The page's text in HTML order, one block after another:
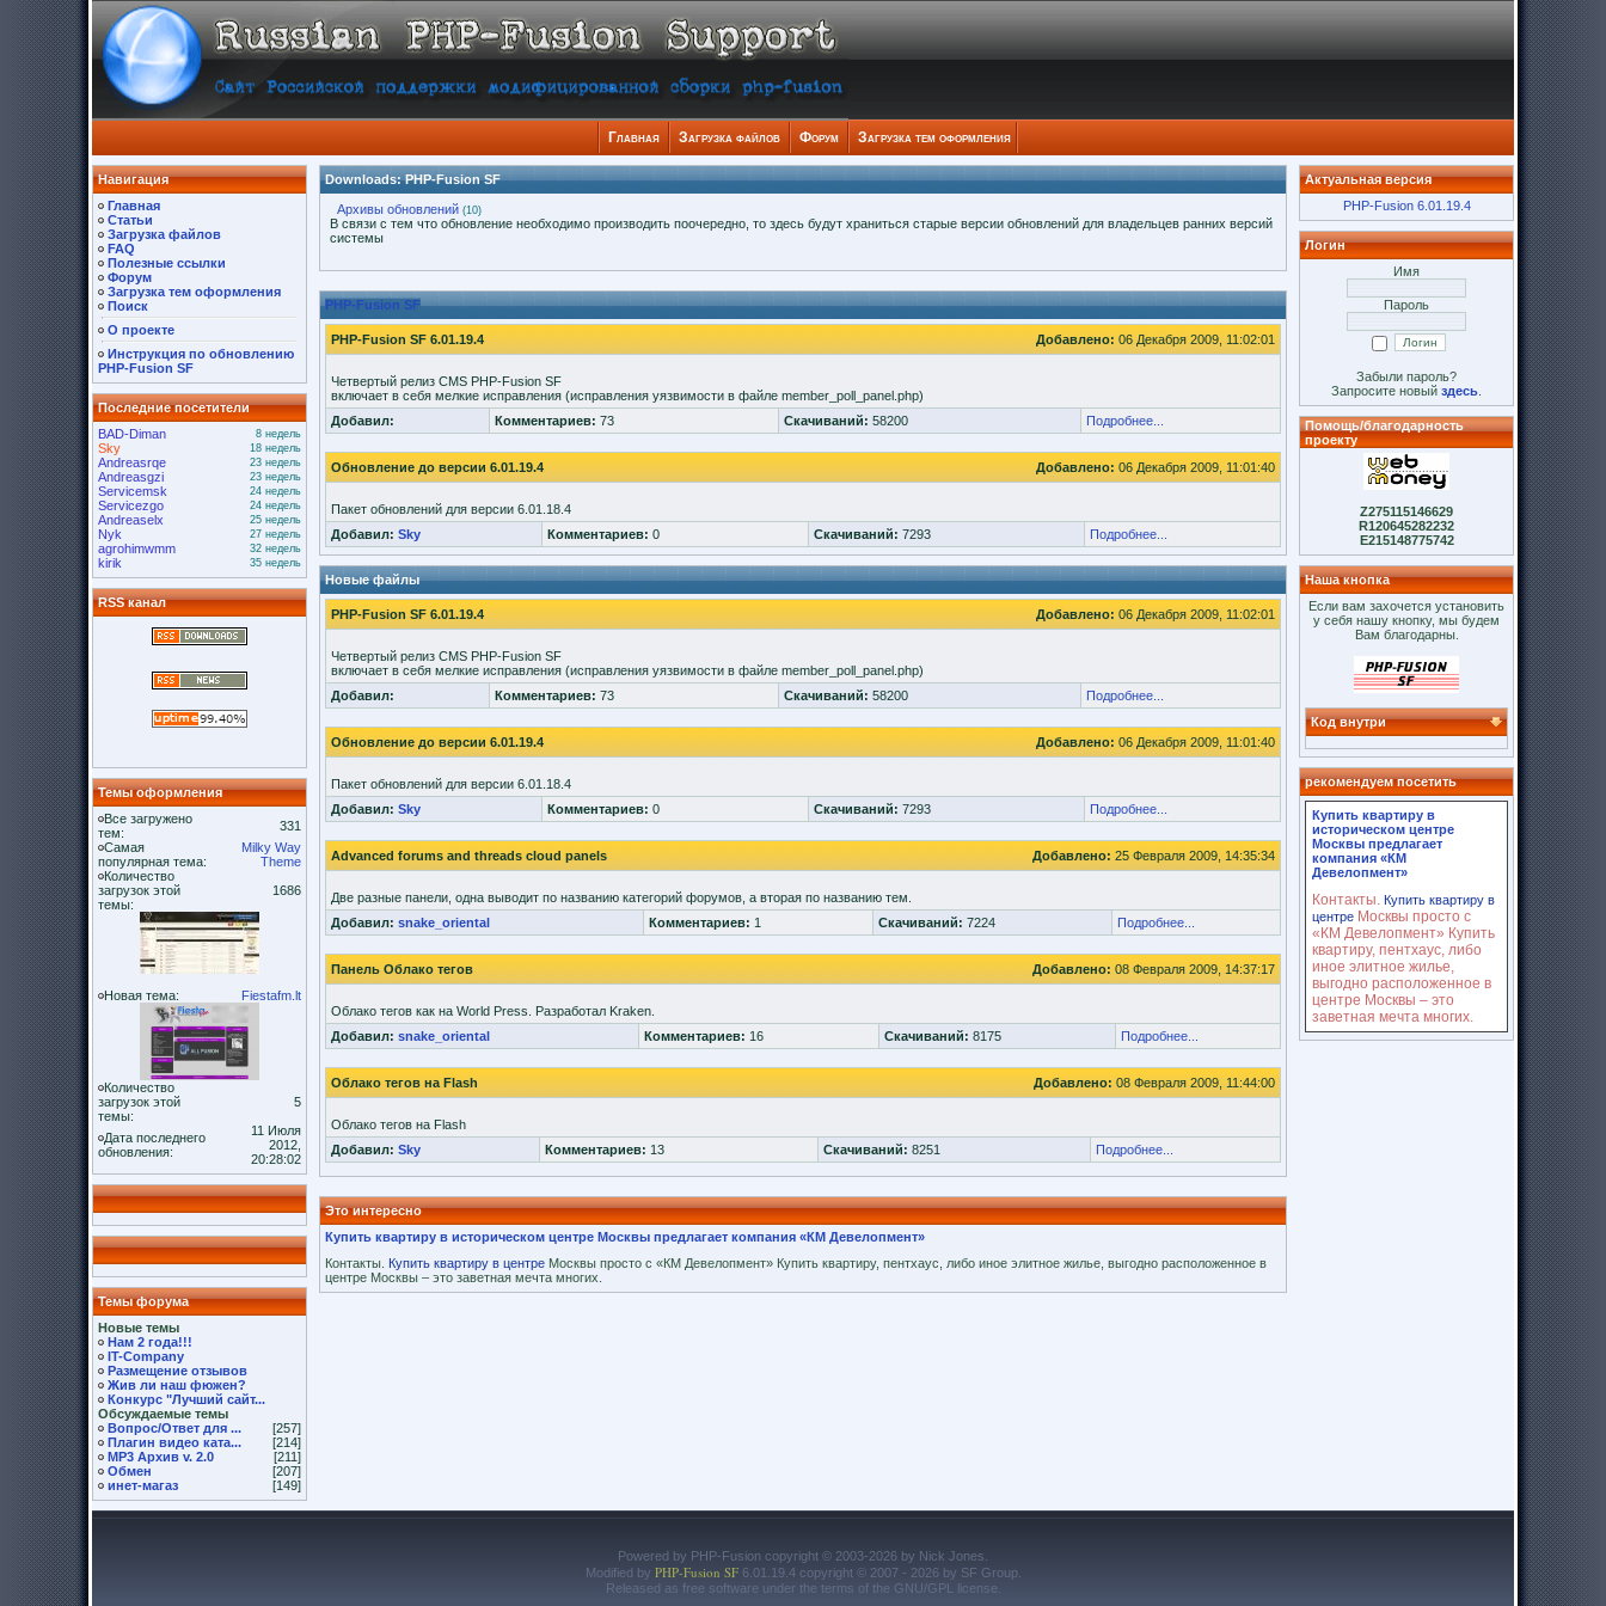
Главная Загрузка файлов Форум Загрузка тем оформления
Навигация
Главная
Статьи
Загрузка файлов
FAQ
Полезные ссылки
Форум
Загрузка тем оформления
Поиск
О проекте
Инструкция по обновлению
PHP-Fusion SF
Последние посетители
BAD-Diman
8 недель
Sky 18 недель
Andreasrqe 23 недель
Andreasgzi 23 недель
Servicemsk 24 недель
Servicezgo 24 недель
Andreaselx 25 недель
Nyk 27 недель
agrohimwmm 32 недель
kirik 35 недель
RSS канал
Темы оформления
Все загружено
тем:
331
Самая
популярная тема:
Milky Way
Theme
Количество
загрузок этой
темы:
1686
Новая тема: Fiestafm.lt
Количество
загрузок этой
темы:
5
Дата последнего
обновления:
11 Июля
2012,
20:28:02
Темы форума
Новые темы
Нам 2 года!!!
IT-Company
Размещение отзывов
Жив ли наш фюжен?
Конкурс "Лучший сайт...
Обсуждаемые темы
Вопрос/Ответ для ...
[257]
Плагин видео ката...
[214]
MP3 Архив v. 2.0
[211]
Обмен
[207]
инет-магаз
[149]
Downloads: PHP-Fusion SF
Архивы обновлений (10)
В связи с тем что обновление необходимо производить поочередно, то здесь будут храниться старые версии обновлений для владельцев ранних версий
системы
PHP-Fusion SF
PHP-Fusion SF 6.01.19.4 Добавлено: 06 Декабря 2009, 11:02:01
Четвертый релиз CMS PHP-Fusion SF
включает в себя мелкие исправления (исправления уязвимости в файле member_poll_panel.php)
Добавил:
Комментариев: 73 Скачиваний: 58200 Подробнее...
Обновление до версии 6.01.19.4 Добавлено: 06 Декабря 2009, 11:01:40
Пакет обновлений для версии 6.01.18.4
Добавил: Sky Комментариев: 0 Скачиваний: 7293 Подробнее...
Новые файлы
PHP-Fusion SF 6.01.19.4 Добавлено: 06 Декабря 2009, 11:02:01
Четвертый релиз CMS PHP-Fusion SF
включает в себя мелкие исправления (исправления уязвимости в файле member_poll_panel.php)
Добавил:
Комментариев: 73 Скачиваний: 58200 Подробнее...
Обновление до версии 6.01.19.4 Добавлено: 06 Декабря 2009, 11:01:40
Пакет обновлений для версии 6.01.18.4
Добавил: Sky Комментариев: 0 Скачиваний: 7293 Подробнее...
Advanced forums and threads cloud panels Добавлено: 25 Февраля 2009, 14:35:34
Две разные панели, одна выводит по названию категорий форумов, а вторая по названию тем.
Добавил: snake_oriental Комментариев: 1 Скачиваний: 7224 Подробнее...
Панель Облако тегов Добавлено: 08 Февраля 2009, 14:37:17
Облако тегов как на World Press. Разработал Kraken.
Добавил: snake_oriental Комментариев: 16 Скачиваний: 8175 Подробнее...
Облако тегов на Flash Добавлено: 08 Февраля 2009, 11:44:00
Облако тегов на Flash
Добавил: Sky Комментариев: 13 Скачиваний: 8251 Подробнее...
Это интересно
Купить квартиру в историческом центре Москвы предлагает компания «КМ Девелопмент»
Контакты. Купить квартиру в центре Москвы просто с «КМ Девелопмент» Купить квартиру, пентхаус, либо иное элитное жилье, выгодно расположенное в
центре Москвы – это заветная мечта многих.
Актуальная версия
PHP-Fusion 6.01.19.4
Логин
Имя
Пароль
Забыли пароль?
Запросите новый здесь
Помощь/благодарность
проекту
Z275115146629
R120645282232
E215148775742
Наша кнопка
Если вам захочется установить
у себя нашу кнопку, мы будем
Вам благодарны.
Код внутри
рекомендуем посетить
Купить квартиру в
историческом центре
Москвы предлагает
компания «КМ
Девелопмент»
Контакты. Купить квартиру в
центре Москвы просто с
«КМ Девелопмент» Купить
квартиру, пентхаус, либо
иное элитное жилье,
выгодно расположенное в
центре Москвы – это
заветная мечта многих.
Powered by PHP-Fusion copyright © 2003-2026 by Nick Jones.
Modified by PHP-Fusion SF6.01.19.4 copyright © 2007 - 2026 by SF Group.
Released as free software under the terms of the GNU/GPL license.